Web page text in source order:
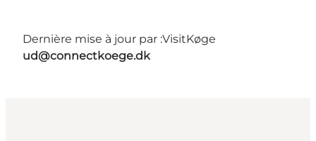
Dernière mise à jour par :VisitKøge
ud@connectkoege.dk